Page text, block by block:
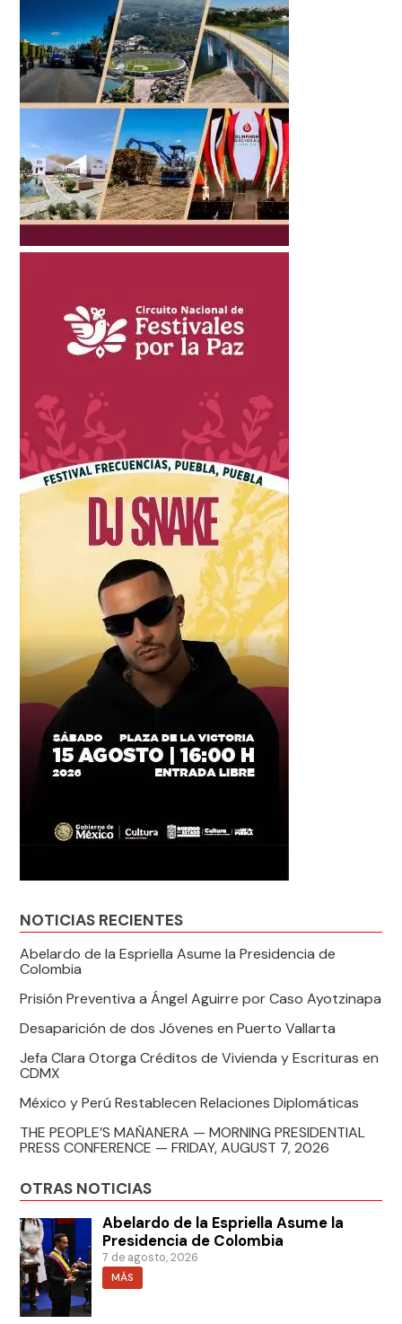
NOTICIAS RECIENTES
Abelardo de la Espriella Asume la Presidencia de
Colombia
Prisión Preventiva a Ángel Aguirre por Caso Ayotzinapa
Desaparición de dos Jóvenes en Puerto Vallarta
Jefa Clara Otorga Créditos de Vivienda y Escrituras en
CDMX
México y Perú Restablecen Relaciones Diplomáticas
THE PEOPLE’S MAÑANERA — MORNING PRESIDENTIAL
PRESS CONFERENCE — FRIDAY, AUGUST 7, 2026
OTRAS NOTICIAS
Abelardo de la Espriella Asume la
Presidencia de Colombia
7 de agosto, 2026
MÁS